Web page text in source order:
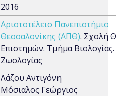
2016
Αριστοτέλειο Πανεπιστήμιο
Θεσσαλονίκης (ΑΠΘ). Σχολή
Επιστημών. Τμήμα
Ζωολογίας
Λάζου Αντιγόνη
Μόσιαλος Γεώργιος